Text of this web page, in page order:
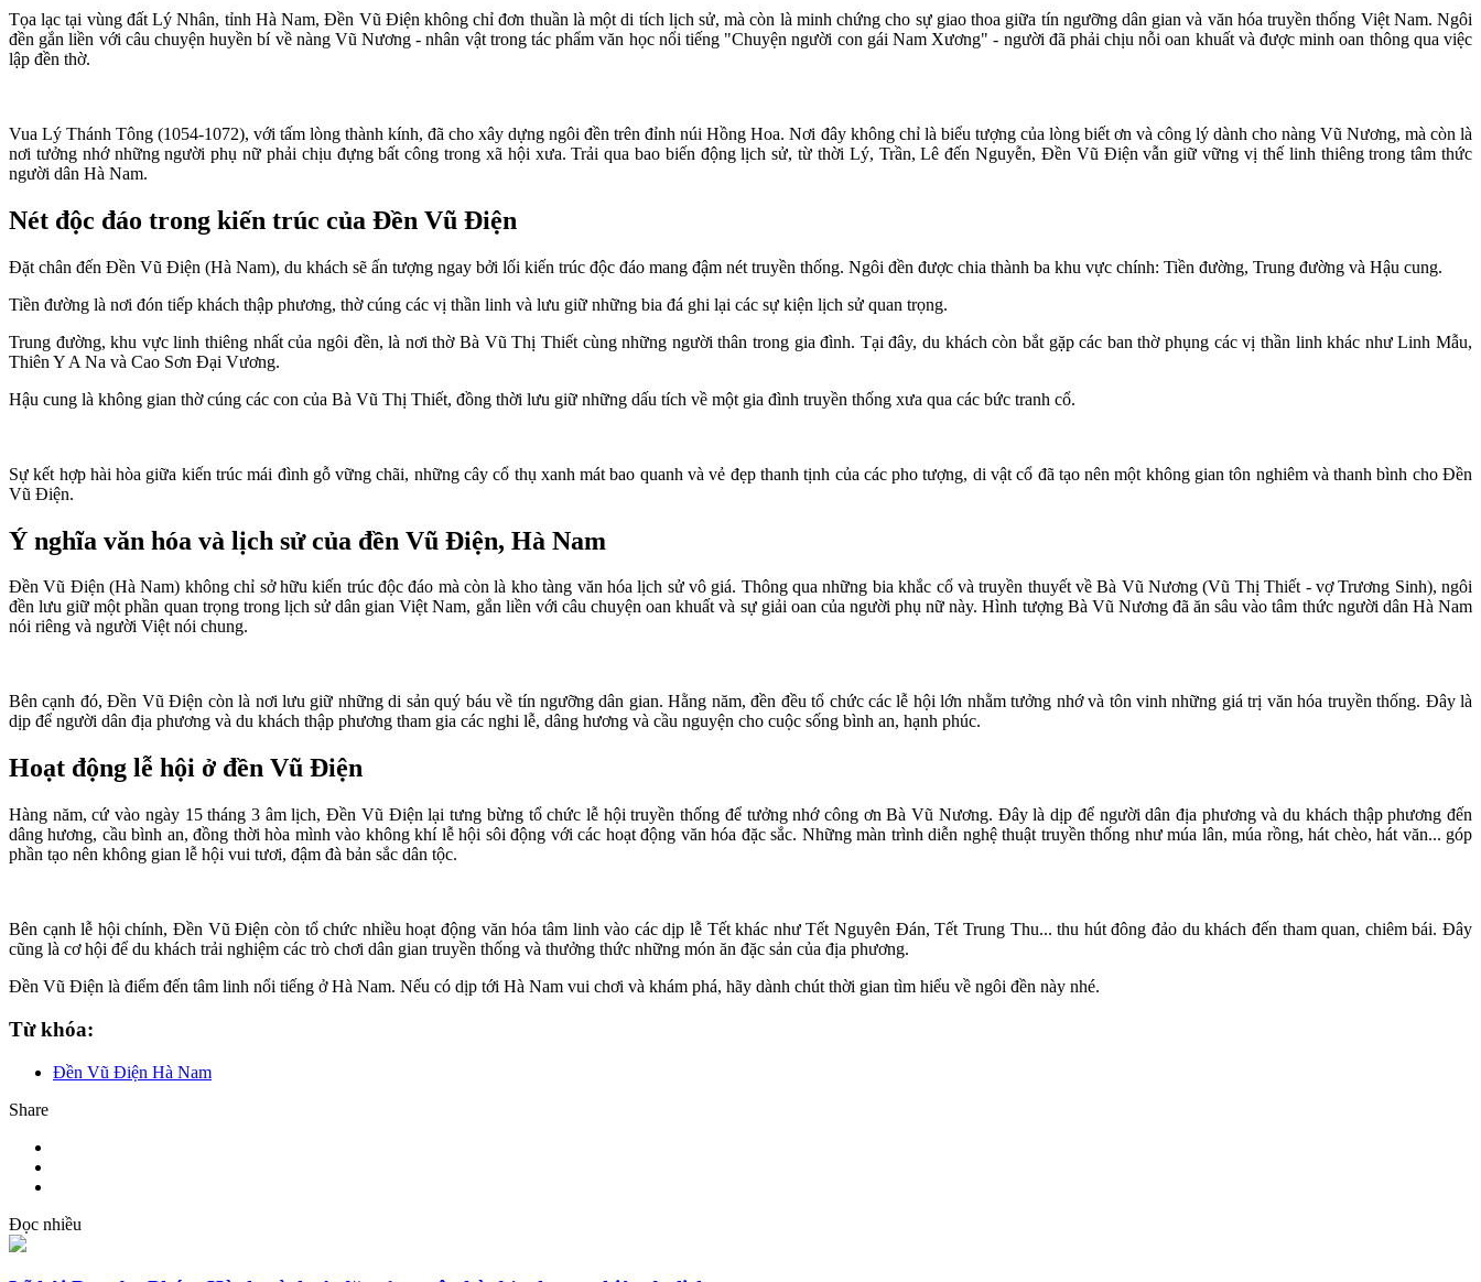
Tọa lạc tại vùng đất Lý Nhân, tỉnh Hà Nam, Đền Vũ Điện không chỉ đơn thuần là một di tích lịch sử, mà còn là minh chứng cho sự giao thoa giữa tín ngưỡng dân gian và văn hóa truyền thống Việt Nam. Ngôi
đền gắn liền với câu chuyện huyền bí về nàng Vũ Nương - nhân vật trong tác phẩm văn học nổi tiếng "Chuyện người con gái Nam Xương" - người đã phải chịu nỗi oan khuất và được minh oan thông qua việc
lập đền thờ.
Vua Lý Thánh Tông (1054-1072), với tấm lòng thành kính, đã cho xây dựng ngôi đền trên đỉnh núi Hồng Hoa. Nơi đây không chỉ là biểu tượng của lòng biết ơn và công lý dành cho nàng Vũ Nương, mà còn là
nơi tưởng nhớ những người phụ nữ phải chịu đựng bất công trong xã hội xưa. Trải qua bao biến động lịch sử, từ thời Lý, Trần, Lê đến Nguyễn, Đền Vũ Điện vẫn giữ vững vị thế linh thiêng trong tâm thức
người dân Hà Nam.
Nét độc đáo trong kiến trúc của Đền Vũ Điện
Đặt chân đến Đền Vũ Điện (Hà Nam), du khách sẽ ấn tượng ngay bởi lối kiến trúc độc đáo mang đậm nét truyền thống. Ngôi đền được chia thành ba khu vực chính: Tiền đường, Trung đường và Hậu cung.
Tiền đường là nơi đón tiếp khách thập phương, thờ cúng các vị thần linh và lưu giữ những bia đá ghi lại các sự kiện lịch sử quan trọng.
Trung đường, khu vực linh thiêng nhất của ngôi đền, là nơi thờ Bà Vũ Thị Thiết cùng những người thân trong gia đình. Tại đây, du khách còn bắt gặp các ban thờ phụng các vị thần linh khác như Linh Mẫu,
Thiên Y A Na và Cao Sơn Đại Vương.
Hậu cung là không gian thờ cúng các con của Bà Vũ Thị Thiết, đồng thời lưu giữ những dấu tích về một gia đình truyền thống xưa qua các bức tranh cổ.
Sự kết hợp hài hòa giữa kiến trúc mái đình gỗ vững chãi, những cây cổ thụ xanh mát bao quanh và vẻ đẹp thanh tịnh của các pho tượng, di vật cổ đã tạo nên một không gian tôn nghiêm và thanh bình cho Đền
Vũ Điện.
Ý nghĩa văn hóa và lịch sử của đền Vũ Điện, Hà Nam
Đền Vũ Điện (Hà Nam) không chỉ sở hữu kiến trúc độc đáo mà còn là kho tàng văn hóa lịch sử vô giá. Thông qua những bia khắc cổ và truyền thuyết về Bà Vũ Nương (Vũ Thị Thiết - vợ Trương Sinh), ngôi
đền lưu giữ một phần quan trọng trong lịch sử dân gian Việt Nam, gắn liền với câu chuyện oan khuất và sự giải oan của người phụ nữ này. Hình tượng Bà Vũ Nương đã ăn sâu vào tâm thức người dân Hà Nam
nói riêng và người Việt nói chung.
Bên cạnh đó, Đền Vũ Điện còn là nơi lưu giữ những di sản quý báu về tín ngưỡng dân gian. Hằng năm, đền đều tổ chức các lễ hội lớn nhằm tưởng nhớ và tôn vinh những giá trị văn hóa truyền thống. Đây là
dịp để người dân địa phương và du khách thập phương tham gia các nghi lễ, dâng hương và cầu nguyện cho cuộc sống bình an, hạnh phúc.
Hoạt động lễ hội ở đền Vũ Điện
Hàng năm, cứ vào ngày 15 tháng 3 âm lịch, Đền Vũ Điện lại tưng bừng tổ chức lễ hội truyền thống để tưởng nhớ công ơn Bà Vũ Nương. Đây là dịp để người dân địa phương và du khách thập phương đến
dâng hương, cầu bình an, đồng thời hòa mình vào không khí lễ hội sôi động với các hoạt động văn hóa đặc sắc. Những màn trình diễn nghệ thuật truyền thống như múa lân, múa rồng, hát chèo, hát văn... góp
phần tạo nên không gian lễ hội vui tươi, đậm đà bản sắc dân tộc.
Bên cạnh lễ hội chính, Đền Vũ Điện còn tổ chức nhiều hoạt động văn hóa tâm linh vào các dịp lễ Tết khác như Tết Nguyên Đán, Tết Trung Thu... thu hút đông đảo du khách đến tham quan, chiêm bái. Đây
cũng là cơ hội để du khách trải nghiệm các trò chơi dân gian truyền thống và thưởng thức những món ăn đặc sản của địa phương.
Đền Vũ Điện là điểm đến tâm linh nổi tiếng ở Hà Nam. Nếu có dịp tới Hà Nam vui chơi và khám phá, hãy dành chút thời gian tìm hiểu về ngôi đền này nhé.
Từ khóa:
Đền Vũ Điện Hà Nam
Share
Đọc nhiều